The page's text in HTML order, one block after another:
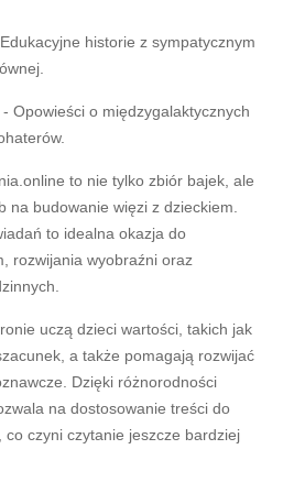
historie z sympatycznym
- Opowieści o międzygalaktycznych
to nie tylko zbiór bajek, ale
na budowanie więzi z dzieckiem.
to idealna okazja do
rozwijania wyobraźni oraz
uczą dzieci wartości, takich jak
a także pomagają rozwijać
Dzięki różnorodności
na dostosowanie treści do
czyni czytanie jeszcze bardziej